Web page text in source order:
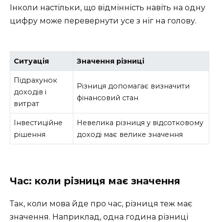
Інколи настільки, що відмінність навіть на одну
цифру може перевернути усе з ніг на голову.
Ситуація Значення різниці
Підрахунок
доходів і
витрат
Різниця допомагає визначити
фінансовий стан
Інвестиційне
рішення
Невелика різниця у відсотковому
доході має велике значення
Час: коли різниця має значення
Так, коли мова йде про час, різниця теж має
значення. Наприклад, одна година різниці